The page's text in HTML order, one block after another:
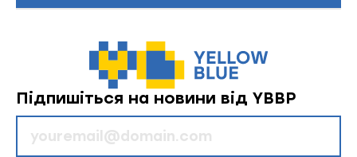
Підпишіться на новини від YBBP